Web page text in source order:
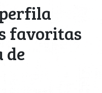
favoritas
de